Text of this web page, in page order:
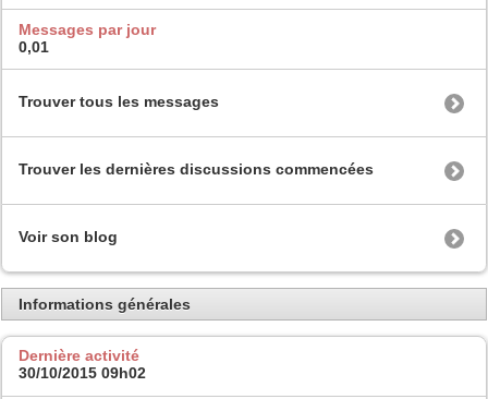
Messages par jour
0,01
Trouver tous les messages
Trouver les dernières discussions commencées
Voir son blog
Informations générales
Dernière activité
30/10/2015 09h02